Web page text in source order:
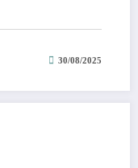
30/08/2025